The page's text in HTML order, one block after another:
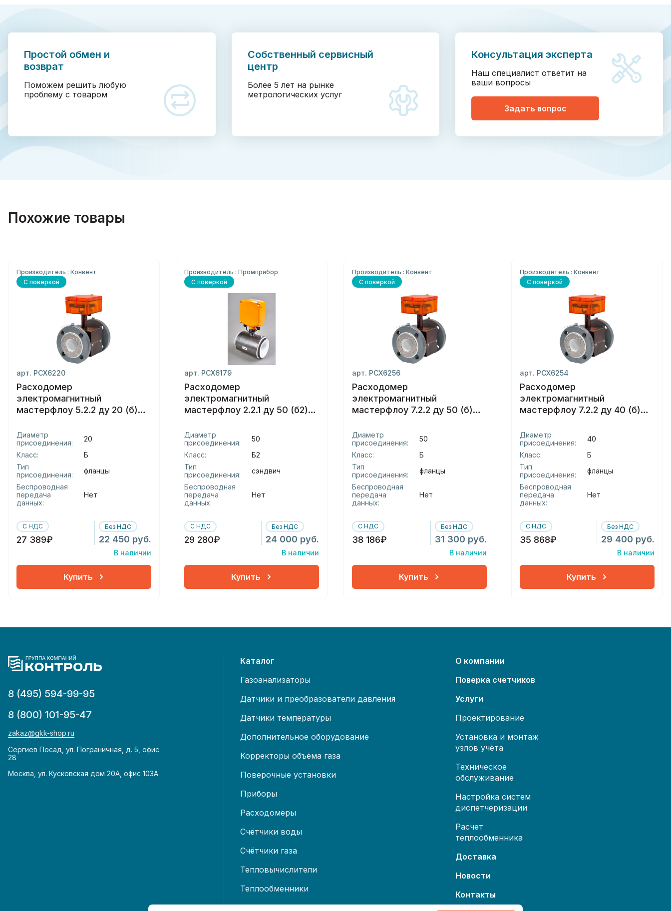
Простой обмен и
возврат
Поможем решить любую
проблему с товаром
Собственный сервисный
центр
Более 5 лет на рынке
метрологических услуг
Консультация эксперта
Наш специалист ответит на
ваши вопросы
Задать вопрос
Похожие товары
Производитель : Конвент
С поверкой
арт. РСХ6220
Расходомер
электромагнитный
мастерфлоу 5.2.2 ду 20 (б)
Диаметр
присоединения:
20
Класс:
Б
Тип
присоединения:
фланцы
Беспроводная
передача
данных:
Нет
С НДС
27 389₽
Без НДС
22 450 руб.
В наличии
Купить
Производитель : Промприбор
С поверкой
арт. РСХ6179
Расходомер
электромагнитный
мастерфлоу 2.2.1 ду 50 (б2)
Диаметр
присоединения:
50
Класс:
Б2
Тип
присоединения:
сэндвич
Беспроводная
передача
данных:
Нет
С НДС
29 280₽
Без НДС
24 000 руб.
В наличии
Купить
Производитель : Конвент
С поверкой
арт. РСХ6256
Расходомер
электромагнитный
мастерфлоу 7.2.2 ду 50 (б)
Диаметр
присоединения:
50
Класс:
Б
Тип
присоединения:
фланцы
Беспроводная
передача
данных:
Нет
С НДС
38 186₽
Без НДС
31 300 руб.
В наличии
Купить
Производитель : Конвент
С поверкой
арт. РСХ6254
Расходомер
электромагнитный
мастерфлоу 7.2.2 ду 40 (б)
Диаметр
присоединения:
40
Класс:
Б
Тип
присоединения:
фланцы
Беспроводная
передача
данных:
Нет
С НДС
35 868₽
Без НДС
29 400 руб.
В наличии
Купить
8 (495) 594-99-95
8 (800) 101-95-47
zakaz@gkk-shop.ru
Сергиев Посад, ул. Пограничная, д. 5, офис
28
Москва, ул. Кусковская дом 20А, офис 103А
Каталог
Газоанализаторы
Датчики и преобразователи давления
Датчики температуры
Дополнительное оборудование
Корректоры объёма газа
Поверочные установки
Приборы
Расходомеры
Счётчики воды
Счётчики газа
Тепловычислители
Теплообменники
Теплосчётчики
О компании
Поверка счетчиков
Услуги
Проектирование
Установка и монтаж
узлов учёта
Техническое
обслуживание
Настройка систем
диспетчеризации
Расчет
теплообменника
Доставка
Новости
Контакты